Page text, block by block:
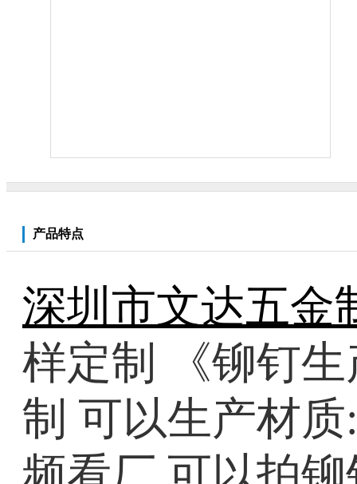
产品特点
深圳市文达五金
样定制 《铆钉
制 可以生产材